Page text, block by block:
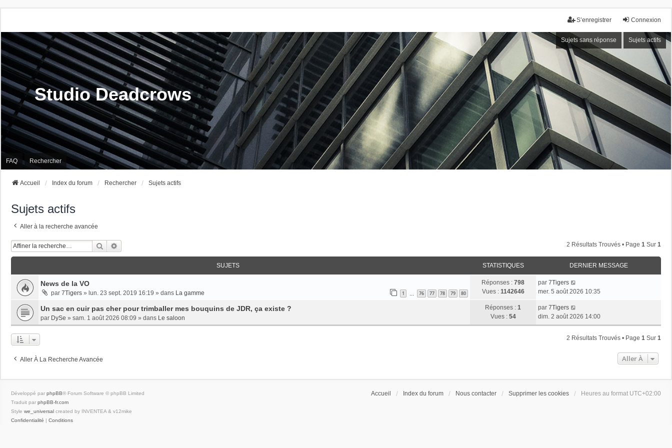
Connexion
S’enregistrer
Sujets sans réponse Sujets actifs
Studio Deadcrows
FAQ Rechercher
Accueil Index du forum Rechercher Sujets actifs
Sujets actifs
Aller à la recherche avancée
Rechercher 2 Résultats Trouvés • Page 1 Sur 1
SUJETS STATISTIQUES DERNIER MESSAGE
News de la VO
par 7Tigers » lun. 23 sept. 2019 16:19 » dans La gamme 1 76 77 78 79 80
Réponses : 798
Vues : 1142646
par 7Tigers
mer. 5 août 2026 10:35
Un sac en cuir pas cher pour trimballer mes bouquins de JDR, ça existe ?
par DySe » sam. 1 août 2026 08:09 » dans Le saloon
Réponses : 1
Vues : 54
par 7Tigers
dim. 2 août 2026 14:00
2 Résultats Trouvés • Page 1 Sur 1
Aller À La Recherche Avancée Aller À
Accueil Index du forum Nous contacter Supprimer les cookies Heures au format UTC+02:00
Développé par phpBB® Forum Software © phpBB Limited
Traduit par phpBB-fr.com
Style we_universal created by INVENTEA & v12mike
Confidentialité | Conditions